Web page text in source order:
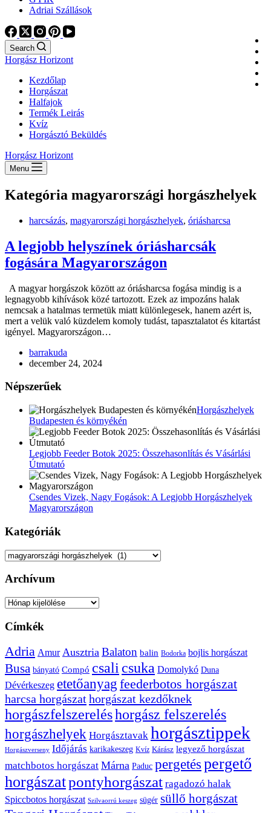
Adriai Szállások
Search
Horgász Horizont
Kezdőlap
Horgászat
Halfajok
Termék Leirás
Kvíz
Horgásztó Beküldés
Horgász Horizont
Menu
Kategória magyarországi horgászhelyek
harcsázás, magyarországi horgászhelyek, óriásharcsa
A legjobb helyszínek óriásharcsák
fogására Magyarországon
A magyar horgászok között az óriásharcsa fogása mindig is a
legnagyobb kihívások közé tartozott. Ezek az impozáns halak
nemcsak a hatalmas termetük miatt különlegesek, hanem azért is,
mert a velük való küzdelem komoly tudást, tapasztalatot és kitartást
igényel. Magyarországon…
barrakuda
december 24, 2024
Népszerűek
Horgászhelyek
Budapesten és környékén
Legjobb Feeder Botok 2025: Összehasonlítás és Vásárlási
Útmutató
Csendes Vizek, Nagy Fogások: A Legjobb Horgászhelyek
Magyarországon
Kategóriák
Kategóriák
Archívum
Archívum
Címkék
Adria Amur Ausztria Balaton balin Bodorka bojlis horgászat
Busa bányató Compó csalicsuka Domolykó Duna
Dévérkeszeg etetőanyag feederbotos horgászat
harcsa horgászathorgászat kezdőknek
horgászfelszereléshorgász felszerelés
horgászhelyek Horgásztavak horgásztippek
Horgászverseny Időjárás karikakeszeg Kvíz Kárász legyező horgászat
matchbotos horgászat Márna Paduc pergetéspergető
horgászatpontyhorgászat ragadozó halak
Spiccbotos horgászat Szilvaorrú keszeg sügér süllő horgászat